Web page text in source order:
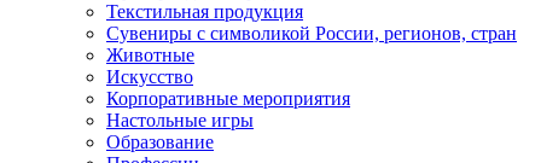
Текстильная продукция
Сувениры с символикой России, регионов, стран
Животные
Искусство
Корпоративные мероприятия
Настольные игры
Образование